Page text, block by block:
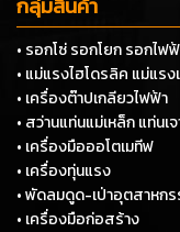
กลุ่มสินค้า
• รอกโซ่ รอกโยก รอกไ
• แม่แรงไฮโดรลิค แม่แร
• เครื่องต๊าปเกลียวไฟฟ้า
• สว่านแท่นแม่เหล็ก แท่นเจ
• เครื่องมือออโตเมทีฟ
• เครื่องทุ่นแรง
• พัดลมดูด-เป่าอุตสาหก
• เครื่องมือก่อสร้าง